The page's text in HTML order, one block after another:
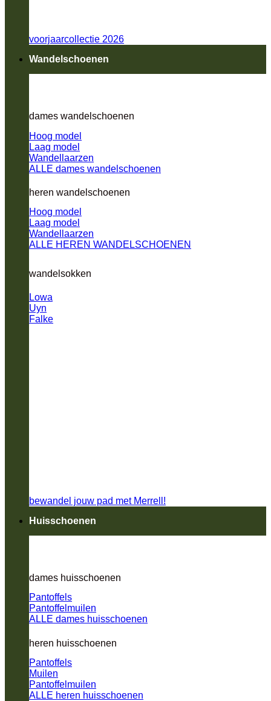
voorjaarcollectie 2026
Wandelschoenen
dames wandelschoenen
Hoog model
Laag model
Wandellaarzen
ALLE dames wandelschoenen
heren wandelschoenen
Hoog model
Laag model
Wandellaarzen
ALLE HEREN WANDELSCHOENEN
wandelsokken
Lowa
Uyn
Falke
bewandel jouw pad met Merrell!
Huisschoenen
dames huisschoenen
Pantoffels
Pantoffelmuilen
ALLE dames huisschoenen
heren huisschoenen
Pantoffels
Muilen
Pantoffelmuilen
ALLE heren huisschoenen